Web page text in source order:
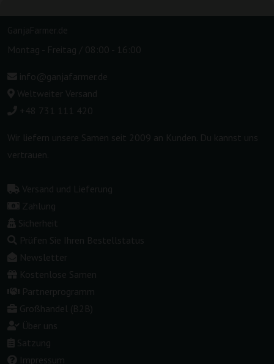
GanjaFarmer.de
Montag - Freitag / 08:00 - 16:00
info@ganjafarmer.de
Weltweiter Versand
+48 731 111 420
Wir liefern unsere Samen seit 2009 an Kunden. Du kannst uns
vertrauen.
Versand und Lieferung
Zahlung
Sicherheit
Prüfen Sie Ihren Bestellstatus
Newsletter
Kostenlose Samen
Partnerprogramm
Großhandel (B2B)
Über uns
Satzung
Impressum